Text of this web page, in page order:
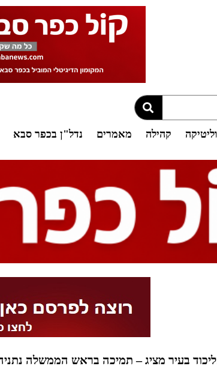
קהילה מאמרים נדל"ן בכפר סבא
בעיר מציג – תמיכה בראש הממשלה